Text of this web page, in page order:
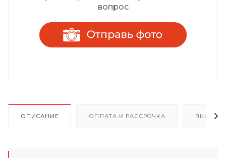
вопрос
ОПИСАНИЕ ОПЛАТА И РАССРОЧКА ВЫЗОВ